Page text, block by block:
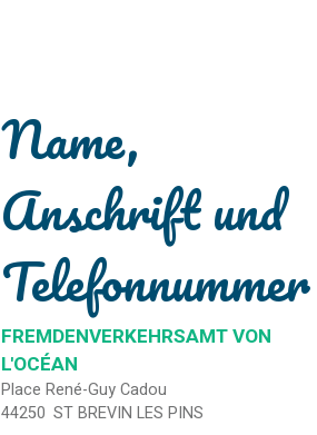
Name,
Anschrift und
Telefonnummer
FREMDENVERKEHRSAMT VON
L'OCÉAN
Place René-Guy Cadou
44250 ST BREVIN LES PINS